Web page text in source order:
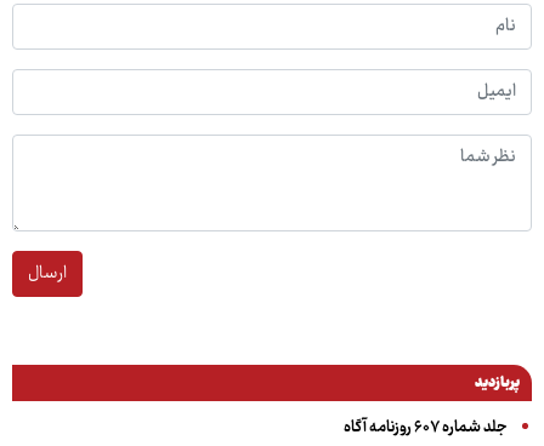
ارسال
پربازدید
جلد شماره ۶۰۷ روزنامه آگاه